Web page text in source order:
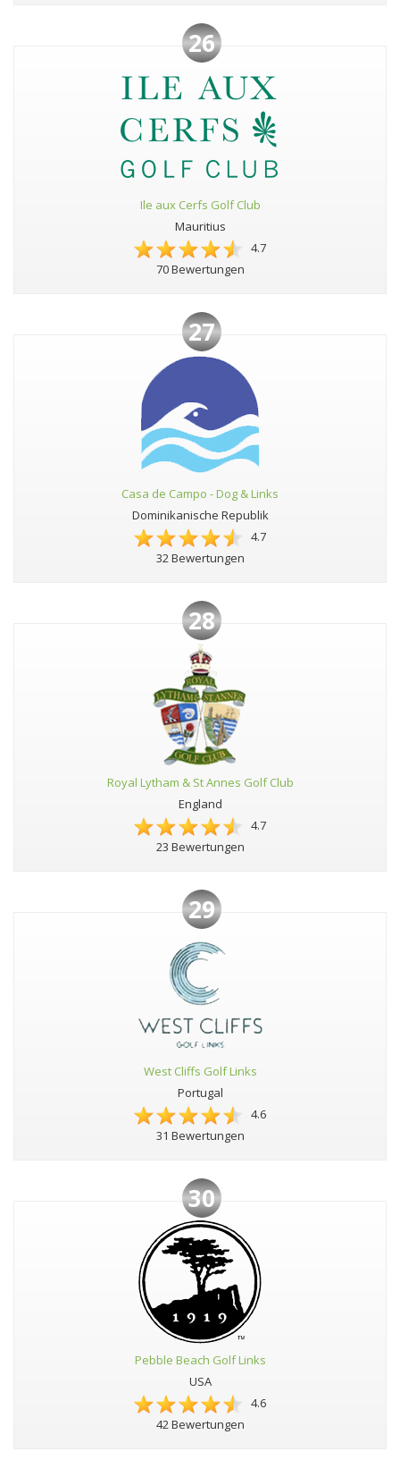
26
Ile aux Cerfs Golf Club
Mauritius
4.7
70 Bewertungen
27
Casa de Campo - Dog & Links
Dominikanische Republik
4.7
32 Bewertungen
28
Royal Lytham & St Annes Golf Club
England
4.7
23 Bewertungen
29
West Cliffs Golf Links
Portugal
4.6
31 Bewertungen
30
Pebble Beach Golf Links
USA
4.6
42 Bewertungen